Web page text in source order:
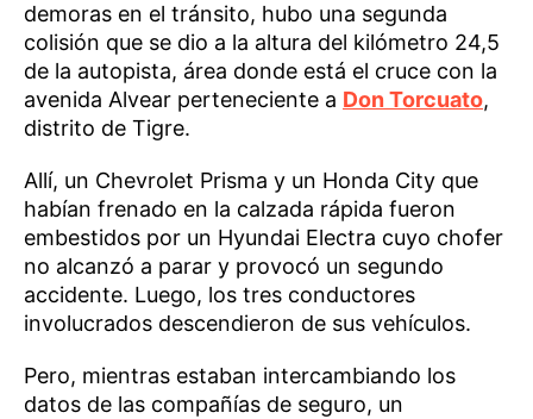
demoras en el tránsito, hubo una segunda
colisión que se dio a la altura del kilómetro 24,5
de la autopista, área donde está el cruce con la
avenida Alvear perteneciente a Don Torcuato,
distrito de Tigre.
Allí, un Chevrolet Prisma y un Honda City que
habían frenado en la calzada rápida fueron
embestidos por un Hyundai Electra cuyo chofer
no alcanzó a parar y provocó un segundo
accidente. Luego, los tres conductores
involucrados descendieron de sus vehículos.
Pero, mientras estaban intercambiando los
datos de las compañías de seguro, un